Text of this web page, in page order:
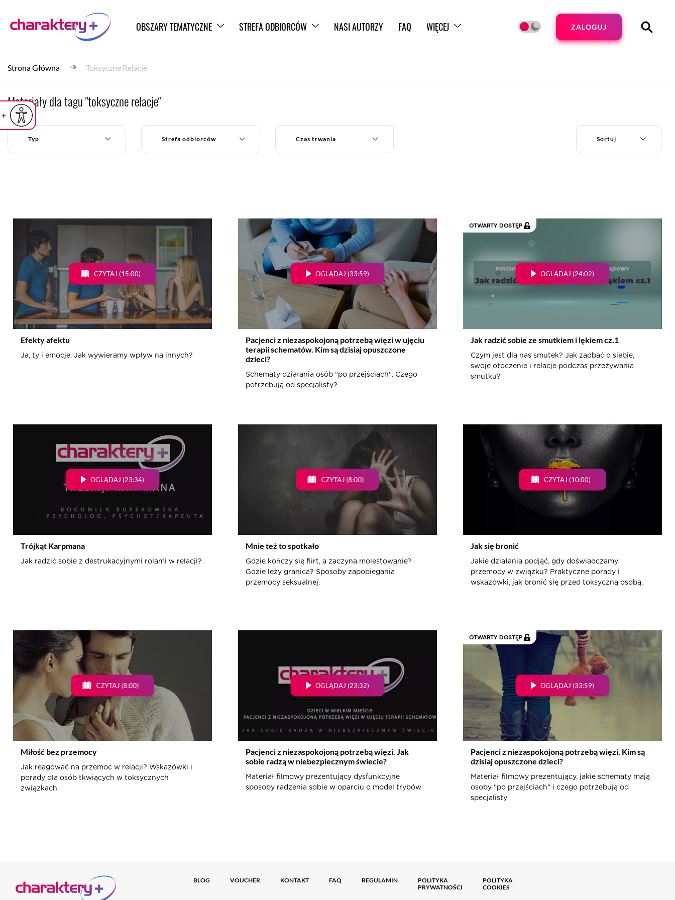
czcionkę
czcionka
Powiększ czcionkę
OBSZARY TEMATYCZNE STREFA ODBIORCÓW NASI AUTORZY FAQ WIĘCEJ ZALOGUJ
Strona Główna Toksyczne Relacje
Materiały dla tagu "toksyczne relacje"
CZYTAJ (15:00)
Efekty afektu
Ja, ty i emocje. Jak wywieramy wpływ na innych?
OGLĄDAJ (33:59)
Pacjenci z niezaspokojoną potrzebą więzi w ujęciu
terapii schematów. Kim są dzisiaj opuszczone
dzieci?
Schematy działania osób "po przejściach". Czego
potrzebują od specjalisty?
OTWARTY DOSTĘP
OGLĄDAJ (24:02)
Jak radzić sobie ze smutkiem i lękiem cz.1
Czym jest dla nas smutek? Jak zadbać o siebie,
swoje otoczenie i relacje podczas przeżywania
smutku?
OGLĄDAJ (23:34)
Trójkąt Karpmana
Jak radzić sobie z destrukacyjnymi rolami w relacji?
CZYTAJ (8:00)
Mnie też to spotkało
Gdzie kończy się flirt, a zaczyna molestowanie?
Gdzie leży granica? Sposoby zapobiegania
przemocy seksualnej.
CZYTAJ (10:00)
Jak się bronić
Jakie działania podjąć, gdy doświadczamy
przemocy w związku? Praktyczne porady i
wskazówki, jak bronić się przed toksyczną osobą.
CZYTAJ (8:00)
Miłość bez przemocy
Jak reagować na przemoc w relacji? Wskazówki i
porady dla osób tkwiących w toksycznych
związkach.
OGLĄDAJ (23:32)
Pacjenci z niezaspokojoną potrzebą więzi. Jak
sobie radzą w niebezpiecznym świecie?
Materiał filmowy prezentujący dysfunkcyjne
sposoby radzenia sobie w oparciu o model trybów
OTWARTY DOSTĘP
OGLĄDAJ (33:59)
Pacjenci z niezaspokojoną potrzebą więzi. Kim są
dzisiaj opuszczone dzieci?
Materiał filmowy prezentujący, jakie schematy mają
osoby "po przejściach" i czego potrzebują od
specjalisty
BLOG VOUCHER KONTAKT FAQ REGULAMIN
POLITYKA
PRYWATNOŚCI
POLITYKA
COOKIES